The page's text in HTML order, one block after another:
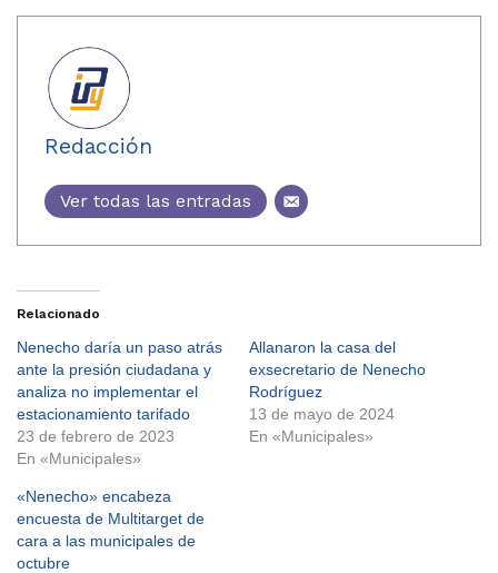
Redacción
Ver todas las entradas
Relacionado
Nenecho daría un paso atrás
ante la presión ciudadana y
analiza no implementar el
estacionamiento tarifado
23 de febrero de 2023
En «Municipales»
Allanaron la casa del
exsecretario de Nenecho
Rodríguez
13 de mayo de 2024
En «Municipales»
«Nenecho» encabeza
encuesta de Multitarget de
cara a las municipales de
octubre